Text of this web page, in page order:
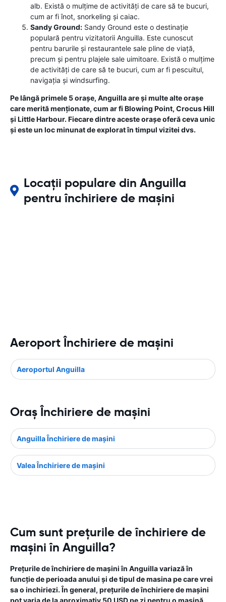
alb. Există o mulțime de activități de care să te bucuri,
cum ar fi înot, snorkeling și caiac.
Sandy Ground: Sandy Ground este o destinație
populară pentru vizitatorii Anguilla. Este cunoscut
pentru barurile și restaurantele sale pline de viață,
precum și pentru plajele sale uimitoare. Există o mulțime
de activități de care să te bucuri, cum ar fi pescuitul,
navigația și windsurfing.
Pe lângă primele 5 orașe, Anguilla are și multe alte orașe
care merită menționate, cum ar fi Blowing Point, Crocus Hill
și Little Harbour. Fiecare dintre aceste orașe oferă ceva unic
și este un loc minunat de explorat în timpul vizitei dvs.
Locații populare din Anguilla
pentru închiriere de mașini
Aeroport Închiriere de maşini
Aeroportul Anguilla
Oraş Închiriere de maşini
Anguilla Închiriere de maşini
Valea Închiriere de maşini
Cum sunt prețurile de închiriere de
mașini în Anguilla?
Prețurile de închiriere de mașini în Anguilla variază în
funcție de perioada anului și de tipul de masina pe care vrei
sa o inchiriezi. În general, prețurile de închiriere de mașini
pot varia de la aproximativ 50 USD pe zi pentru o mașină